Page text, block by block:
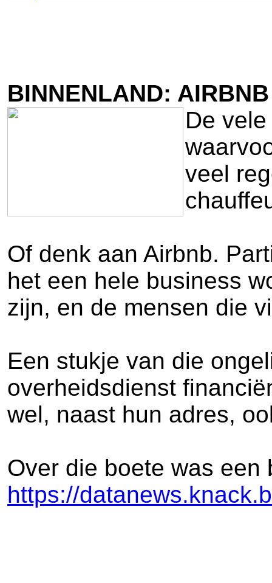
BINNENLAND:
De
veel
Of denk aan Airbnb.
het een hele business
zijn, en de mensen die
Een stukje van die
overheidsdienst
wel, naast hun adres,
Over die boete was
https://